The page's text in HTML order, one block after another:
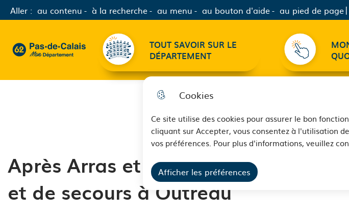
Cookies
Ce site utilise des cookies pour assurer le bon
cliquant sur Accepter, vous consentez à l'utilisation
vos préférences. Pour plus d'informations, veuillez
Afficher les préférences
Aller : au contenu à la recherche au menu au bouton d'aide au pied de page
62 - Pas-de-Calais Mon Département - Retour à l'accueil
Menu principal
TOUT SAVOIR SUR LE
DÉPARTEMENT
Après Arras et Hénin-Beaumont,
et de secours à Outreau